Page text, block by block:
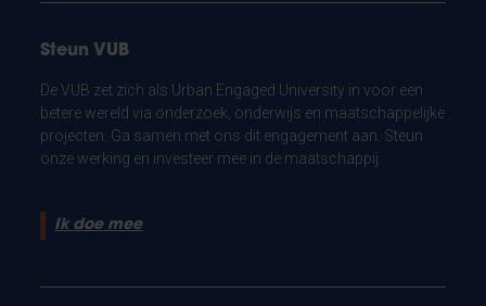
Steun VUB
De VUB zet zich als Urban Engaged University in voor een
betere wereld via onderzoek, onderwijs en maatschappelijke
projecten. Ga samen met ons dit engagement aan. Steun
onze werking en investeer mee in de maatschappij.
Ik doe mee